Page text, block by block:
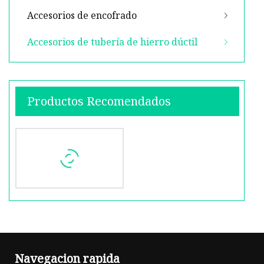
Accesorios de encofrado
Accesorios de tubería de hierro dúctil
Productos Recomendados
Navegacion rapida